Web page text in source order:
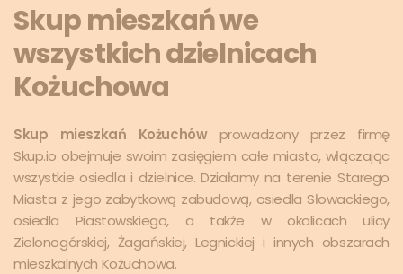
Skup mieszkań we
wszystkich dzielnicach
Kożuchowa
Skup mieszkań Kożuchówprowadzony przez firmę
Skup.io obejmuje swoim zasięgiem całe miasto, włączając
wszystkie osiedla i dzielnice. Działamy na terenie Starego
Miasta z jego zabytkową zabudową, osiedla Słowackiego,
osiedla Piastowskiego, a także w okolicach ulicy
Zielonogórskiej, Żagańskiej, Legnickiej i innych obszarach
mieszkalnych Kożuchowa.